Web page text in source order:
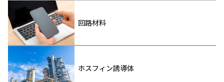
回路材料
ホスフィン誘導体